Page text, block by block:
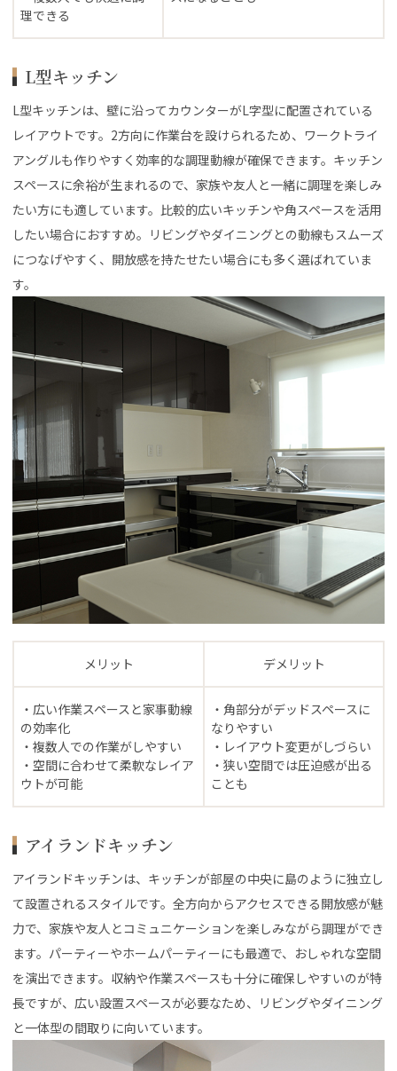
理できる
L型キッチン
L型キッチンは、壁に沿ってカウンターがL字型に配置されている
レイアウトです。2方向に作業台を設けられるため、ワークトライ
アングルも作りやすく効率的な調理動線が確保できます。キッチン
スペースに余裕が生まれるので、家族や友人と一緒に調理を楽しみ
たい方にも適しています。比較的広いキッチンや角スペースを活用
したい場合におすすめ。リビングやダイニングとの動線もスムーズ
につなげやすく、開放感を持たせたい場合にも多く選ばれていま
す。
メリット デメリット
・広い作業スペースと家事動線
の効率化
・複数人での作業がしやすい
・空間に合わせて柔軟なレイア
ウトが可能
・角部分がデッドスペースに
なりやすい
・レイアウト変更がしづらい
・狭い空間では圧迫感が出る
ことも
アイランドキッチン
アイランドキッチンは、キッチンが部屋の中央に島のように独立し
て設置されるスタイルです。全方向からアクセスできる開放感が魅
力で、家族や友人とコミュニケーションを楽しみながら調理ができ
ます。パーティーやホームパーティーにも最適で、おしゃれな空間
を演出できます。収納や作業スペースも十分に確保しやすいのが特
長ですが、広い設置スペースが必要なため、リビングやダイニング
と一体型の間取りに向いています。